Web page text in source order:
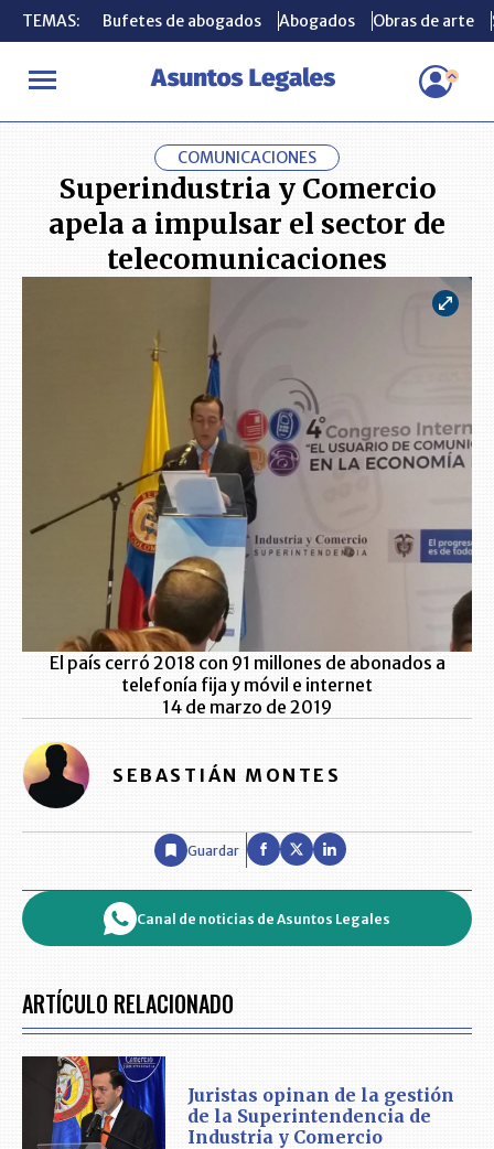
TEMAS: Bufetes de abogados Abogados Obras de arte
INICIO ACTUALIDAD Superindustria y Comercio apela a
TEMAS: Bufetes de abogados Abogados Obras de arte
COMUNICACIONES
Superindustria y Comercio
apela a impulsar el sector de
telecomunicaciones
El país cerró 2018 con 91 millones de abonados a
telefonía fija y móvil e internet
14 de marzo de 2019
SEBASTIÁN MONTES
Guardar
Canal de noticias de Asuntos Legales
ARTÍCULO RELACIONADO
Juristas opinan de la gestión
de la Superintendencia de
Industria y Comercio